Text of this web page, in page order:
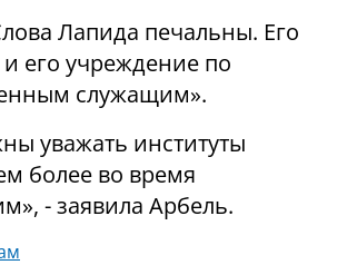
Лапида печальны. Его
его учреждение по
служащим».
уважать институты
более во время
- заявила Арбель.